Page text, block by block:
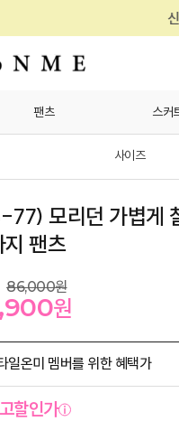
신규 회원가입 및
팬츠 스커
사이즈
모리던 가볍게
지 팬츠
86,000원
원
일온미 멤버를 위한 혜택가
할인가